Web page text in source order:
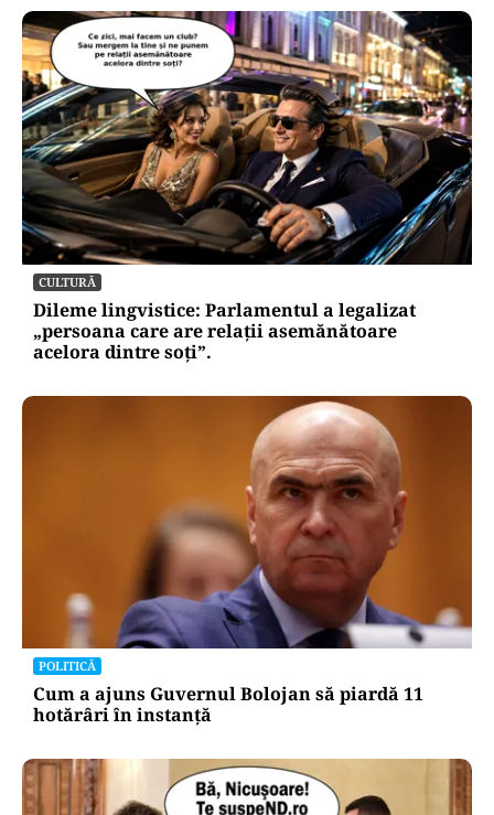
CULTURĂ
Dileme lingvistice: Parlamentul a legalizat
„persoana care are relații asemănătoare
acelora dintre soți”.
POLITICĂ
Cum a ajuns Guvernul Bolojan să piardă 11
hotărâri în instanță